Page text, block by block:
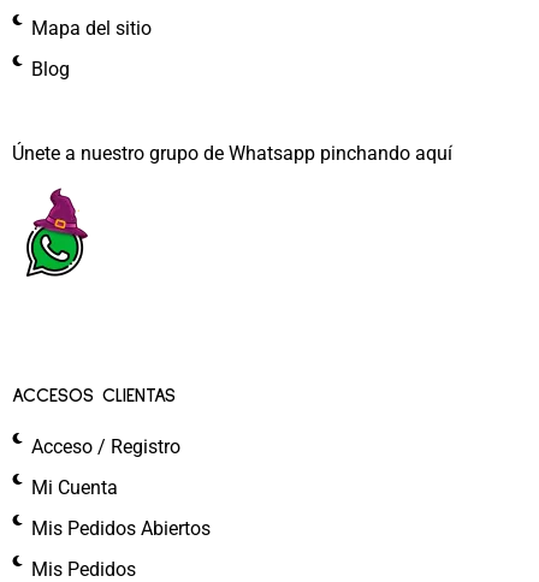
Mapa del sitio
Blog
Únete a nuestro grupo de Whatsapp pinchando aquí​
ACCESOS CLIENTAS
Acceso / Registro
Mi Cuenta
Mis Pedidos Abiertos
Mis Pedidos